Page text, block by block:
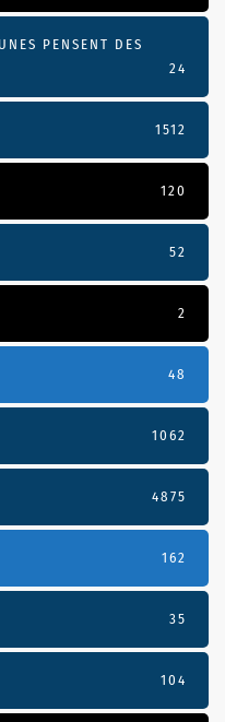
PENSENT DES
24
1512
120
52
2
48
1062
4875
162
35
104